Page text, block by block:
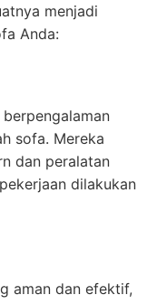
menjadi
Anda:
sofa. Mereka
dan peralatan
dilakukan
aman dan efektif,